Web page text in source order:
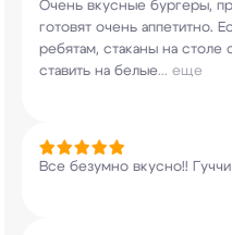
Очень вкусные бургеры,
готовят очень аппетитно.
ребятам, стаканы на столе
ставить на белые... еще
Все безумно вкусно!!